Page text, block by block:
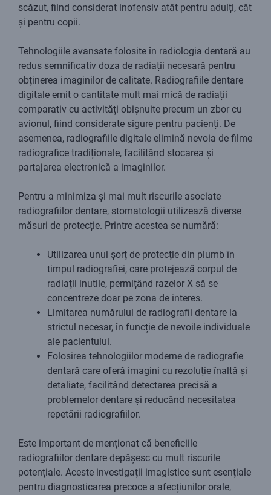
scăzut, fiind considerat inofensiv atât pentru adulți, cât
și pentru copii.
Tehnologiile avansate folosite în radiologia dentară au
redus semnificativ doza de radiații necesară pentru
obținerea imaginilor de calitate. Radiografiile dentare
digitale emit o cantitate mult mai mică de radiații
comparativ cu activități obișnuite precum un zbor cu
avionul, fiind considerate sigure pentru pacienți. De
asemenea, radiografiile digitale elimină nevoia de filme
radiografice tradiționale, facilitând stocarea și
partajarea electronică a imaginilor.
Pentru a minimiza și mai mult riscurile asociate
radiografiilor dentare, stomatologii utilizează diverse
măsuri de protecție. Printre acestea se numără:
Utilizarea unui șorț de protecție din plumb în
timpul radiografiei, care protejează corpul de
radiații inutile, permițând razelor X să se
concentreze doar pe zona de interes.
Limitarea numărului de radiografii dentare la
strictul necesar, în funcție de nevoile individuale
ale pacientului.
Folosirea tehnologiilor moderne de radiografie
dentară care oferă imagini cu rezoluție înaltă și
detaliate, facilitând detectarea precisă a
problemelor dentare și reducând necesitatea
repetării radiografiilor.
Este important de menționat că beneficiile
radiografiilor dentare depășesc cu mult riscurile
potențiale. Aceste investigații imagistice sunt esențiale
pentru diagnosticarea precoce a afecțiunilor orale,